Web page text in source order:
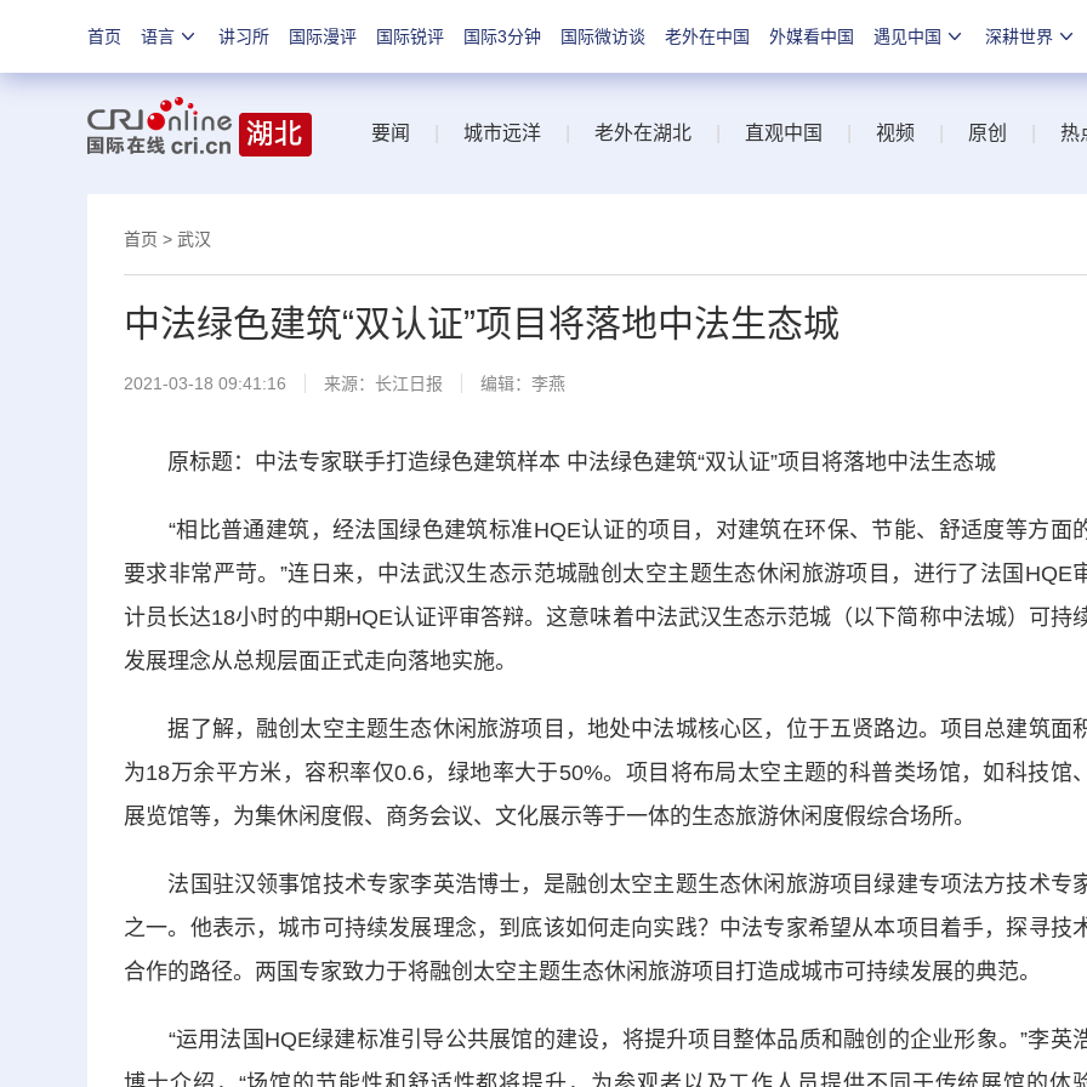
首页 语言 讲习所 国际漫评 国际锐评 国际3分钟 国际微访谈 老外在中国 外媒看中国 遇见中国 深耕世界
要闻 城市远洋 老外在湖北 直观中国 视频 原创 热
首页 > 武汉
中法绿色建筑“双认证”项目将落地中法生态城
2021-03-18 09:41:16 来源： 长江日报 编辑：李燕
原标题：中法专家联手打造绿色建筑样本 中法绿色建筑“双认证”项目将落地中法生态城
“相比普通建筑，经法国绿色建筑标准HQE认证的项目，对建筑在环保、节能、舒适度等方面
要求非常严苛。”连日来，中法武汉生态示范城融创太空主题生态休闲旅游项目，进行了法国HQE
计员长达18小时的中期HQE认证评审答辩。这意味着中法武汉生态示范城（以下简称中法城）可持
发展理念从总规层面正式走向落地实施。
据了解，融创太空主题生态休闲旅游项目，地处中法城核心区，位于五贤路边。项目总建筑面
为18万余平方米，容积率仅0.6，绿地率大于50%。项目将布局太空主题的科普类场馆，如科技馆
展览馆等，为集休闲度假、商务会议、文化展示等于一体的生态旅游休闲度假综合场所。
法国驻汉领事馆技术专家李英浩博士，是融创太空主题生态休闲旅游项目绿建专项法方技术专
之一。他表示，城市可持续发展理念，到底该如何走向实践？中法专家希望从本项目着手，探寻技
合作的路径。两国专家致力于将融创太空主题生态休闲旅游项目打造成城市可持续发展的典范。
“运用法国HQE绿建标准引导公共展馆的建设，将提升项目整体品质和融创的企业形象。”李英